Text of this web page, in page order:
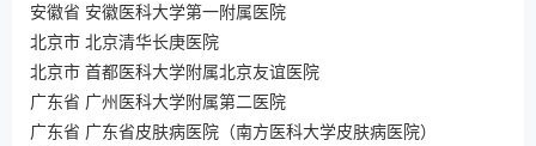
安徽省 安徽医科大学第一附属医院
北京市 北京清华长庚医院
北京市 首都医科大学附属北京友谊医院
广东省 广州医科大学附属第二医院
广东省 广东省皮肤病医院（南方医科大学皮肤病医院）